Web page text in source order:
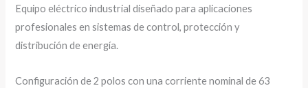
Equipo eléctrico industrial diseñado para aplicaciones
profesionales en sistemas de control, protección y
distribución de energía.
Configuración de 2 polos con una corriente nominal de 63